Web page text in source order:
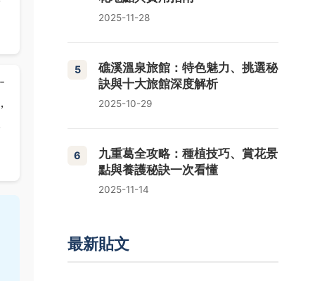
2025-11-28
5
礁溪溫泉旅館：特色魅力、挑選秘
訣與十大旅館深度解析
2025-10-29
6
九重葛全攻略：種植技巧、賞花景
點與養護秘訣一次看懂
2025-11-14
最新貼文